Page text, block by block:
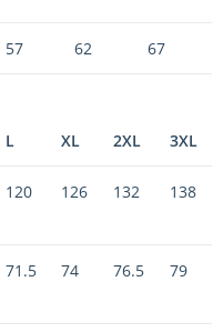
57 62 67
L XL 2XL 3XL
120 126 132 138
71.5 74 76.5 79